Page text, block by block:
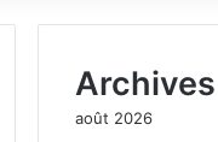
Archives
août 2026